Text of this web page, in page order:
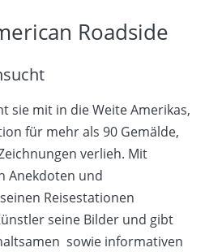
Roadside
sie mit in die Weite Amerikas,
für mehr als 90 Gemälde,
verlieh. Mit
Anekdoten und
Reisestationen
seine Bilder und gibt
sowie informativen